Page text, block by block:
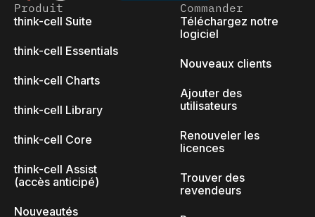
Produit
think-cell Suite
think-cell Essentials
think-cell Charts
think-cell Library
think-cell Core
think-cell Assist
(accès anticipé)
Nouveautés
Commander
Téléchargez notre
logiciel
Nouveaux clients
Ajouter des
utilisateurs
Renouveler les
licences
Trouver des
revendeurs